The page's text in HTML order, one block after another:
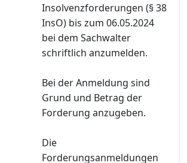
Insolvenzforderungen (§ 38
InsO) bis zum 06.05.2024
bei dem Sachwalter
schriftlich anzumelden.
Bei der Anmeldung sind
Grund und Betrag der
Forderung anzugeben.
Die
Forderungsanmeldungen